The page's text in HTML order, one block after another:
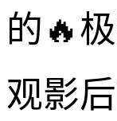
的🔥
观影